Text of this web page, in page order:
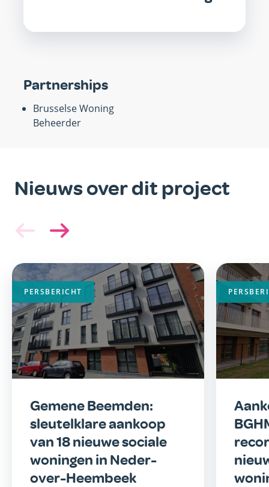
Partnerships
Brusselse Woning
Beheerder
Nieuws over dit project
Belangrijkste
afbeelding
Gemene Beemden:
sleutelklare aankoop
van 18 nieuwe sociale
woningen in Neder-
over-Heembeek
PERSBERICHT